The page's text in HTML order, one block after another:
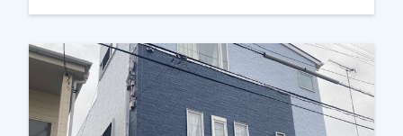
の前を通り、ご挨拶に伺ったところ、以前拝見し
た時よりも屋根の劣化が進んでいる状態であるこ
とに気が付きました。その旨をお伝えし、改めて
現地調査を行い、屋根の状態を写真でご確認いた